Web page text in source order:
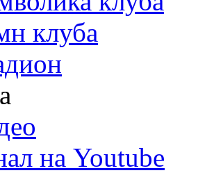
клуба
на Youtube